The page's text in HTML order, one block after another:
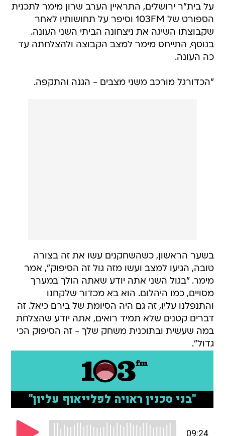
על בית"ר ירושלים, התראיין הערב שרון מימר לתכנית
הספורט של 103FM וסיפר על תחושותיו לאחר
שקבוצתו השיגה את ניצחונה הביתי השני העונה.
בנוסף, התייחס מימר למצב הקבוצה ולהצלחתה עד
כה העונה.
"הכדורגל מורכב משני מצבים - הגנה והתקפה.
בשער הראשון, כשהשחקנים עשו את זה בצורה
טובה, הגיעו למצב ועשו מזה גול זה הסיפוק", אמר
מימר. "בגול השני אתה יודע שאתה הולך במערך
מסויים, כמו היהלום. הוא בא מכדור שלקחנו
והתנפלנו עליו, זה גם היה הסיומת של בירם כיאל. זה
דברים קטנים שלא תמיד רואים, אתה יודע שהצלחת
במה שעשית ובתוכנית משחק שלך - זה הסיפוק הכי
גדול".